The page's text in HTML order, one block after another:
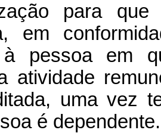
para que
em
à pessoa em
atividade
uma vez
é dependente.